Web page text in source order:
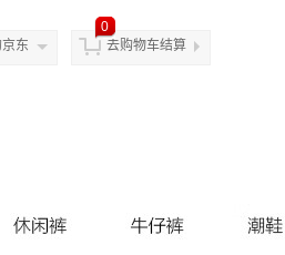
东
0
去购物车结算